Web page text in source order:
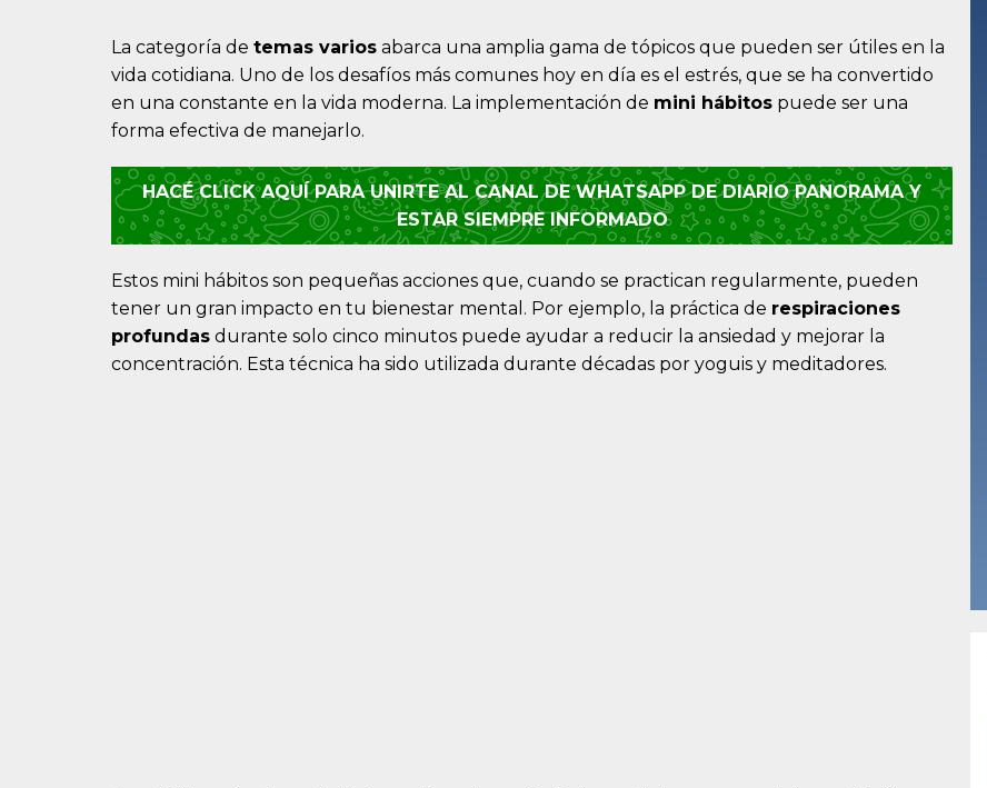
La categoría de temas varios abarca una amplia gama de tópicos que pueden ser útiles en la
vida cotidiana. Uno de los desafíos más comunes hoy en día es el estrés, que se ha convertido
en una constante en la vida moderna. La implementación de mini hábitos puede ser una
forma efectiva de manejarlo.
HACÉ CLICK AQUÍ PARA UNIRTE AL CANAL DE WHATSAPP DE DIARIO PANORAMA Y
ESTAR SIEMPRE INFORMADO
Estos mini hábitos son pequeñas acciones que, cuando se practican regularmente, pueden
tener un gran impacto en tu bienestar mental. Por ejemplo, la práctica de respiraciones
profundas durante solo cinco minutos puede ayudar a reducir la ansiedad y mejorar la
concentración. Esta técnica ha sido utilizada durante décadas por yoguis y meditadores.